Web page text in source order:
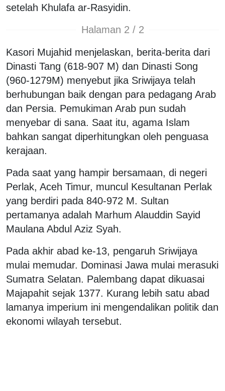
setelah Khulafa ar-Rasyidin.
Halaman 2 / 2
Kasori Mujahid menjelaskan, berita-berita dari
Dinasti Tang (618-907 M) dan Dinasti Song
(960-1279M) menyebut jika Sriwijaya telah
berhubungan baik dengan para pedagang Arab
dan Persia. Pemukiman Arab pun sudah
menyebar di sana. Saat itu, agama Islam
bahkan sangat diperhitungkan oleh penguasa
kerajaan.
Pada saat yang hampir bersamaan, di negeri
Perlak, Aceh Timur, muncul Kesultanan Perlak
yang berdiri pada 840-972 M. Sultan
pertamanya adalah Marhum Alauddin Sayid
Maulana Abdul Aziz Syah.
Pada akhir abad ke-13, pengaruh Sriwijaya
mulai memudar. Dominasi Jawa mulai merasuki
Sumatra Selatan. Palembang dapat dikuasai
Majapahit sejak 1377. Kurang lebih satu abad
lamanya imperium ini mengendalikan politik dan
ekonomi wilayah tersebut.